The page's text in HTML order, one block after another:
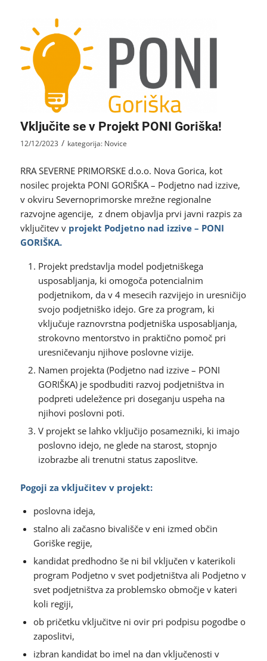
Vključite se v Projekt PONI Goriška!
12/12/2023 / kategorija: Novice
RRA SEVERNE PRIMORSKE d.o.o. Nova Gorica, kot
nosilec projekta PONI GORIŠKA – Podjetno nad izzive,
v okviru Severnoprimorske mrežne regionalne
razvojne agencije, z dnem objavlja prvi javni razpis za
vključitev v projekt Podjetno nad izzive – PONI
GORIŠKA.
Projekt predstavlja model podjetniškega
usposabljanja, ki omogoča potencialnim
podjetnikom, da v 4 mesecih razvijejo in uresničijo
svojo podjetniško idejo. Gre za program, ki
vključuje raznovrstna podjetniška usposabljanja,
strokovno mentorstvo in praktično pomoč pri
uresničevanju njihove poslovne vizije.
Namen projekta (Podjetno nad izzive – PONI
GORIŠKA) je spodbuditi razvoj podjetništva in
podpreti udeležence pri doseganju uspeha na
njihovi poslovni poti.
V projekt se lahko vključijo posamezniki, ki imajo
poslovno idejo, ne glede na starost, stopnjo
izobrazbe ali trenutni status zaposlitve.
Pogoji za vključitev v projekt:
poslovna ideja,
stalno ali začasno bivališče v eni izmed občin
Goriške regije,
kandidat predhodno še ni bil vključen v katerikoli
program Podjetno v svet podjetništva ali Podjetno v
svet podjetništva za problemsko območje v kateri
koli regiji,
ob pričetku vključitve ni ovir pri podpisu pogodbe o
zaposlitvi,
izbran kandidat bo imel na dan vključenosti v